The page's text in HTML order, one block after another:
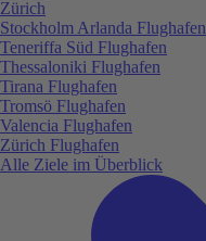
Zürich
Stockholm Arlanda Flughafen
Teneriffa Süd Flughafen
Thessaloniki Flughafen
Tirana Flughafen
Tromsö Flughafen
Valencia Flughafen
Zürich Flughafen
Alle Ziele im Überblick